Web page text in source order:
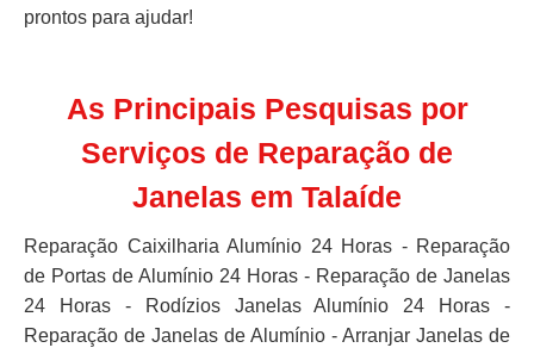
prontos para ajudar!
As Principais Pesquisas por
Serviços de Reparação de
Janelas em Talaíde
Reparação Caixilharia Alumínio 24 Horas - Reparação
de Portas de Alumínio 24 Horas - Reparação de Janelas
24 Horas - Rodízios Janelas Alumínio 24 Horas -
Reparação de Janelas de Alumínio - Arranjar Janelas de